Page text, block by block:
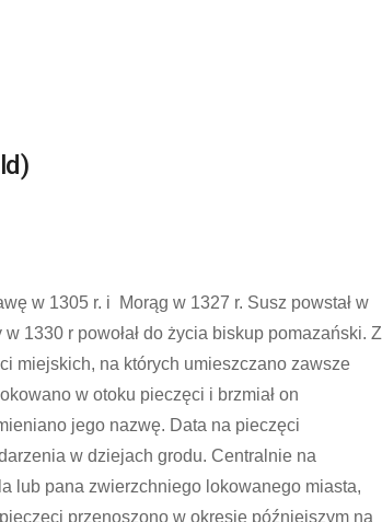
w 1305 r. i Morąg w 1327 r. Susz powstał w
1330 r powołał do życia biskup pomazański. Z
miejskich, na których umieszczano zawsze
w otoku pieczęci i brzmiał on
jego nazwę. Data na pieczęci
w dziejach grodu. Centralnie na
lub pana zwierzchniego lokowanego miasta,
przenoszono w okresie późniejszym na